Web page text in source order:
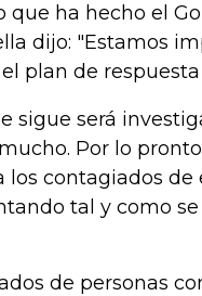
que ha hecho el
dijo: "Estamos
plan de
sigue será
Por lo
los contagiados
tal y como
de personas